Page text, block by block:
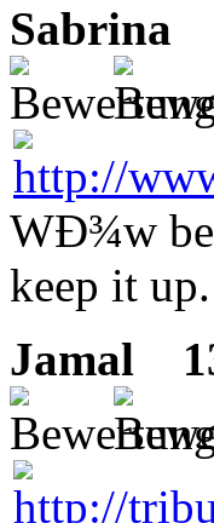
Sabrina
WÐ¾w
keep it up.
Jamal